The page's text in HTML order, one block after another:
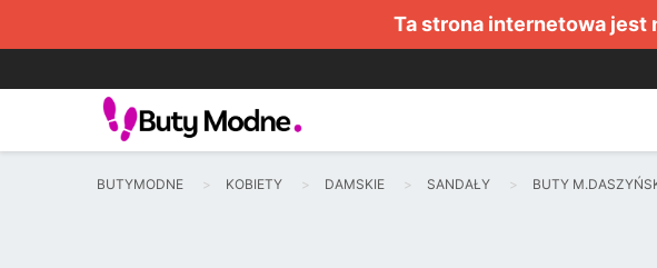
Ta strona internetowa jest
BUTYMODNE KOBIETY DAMSKIE SANDAŁY BUTY